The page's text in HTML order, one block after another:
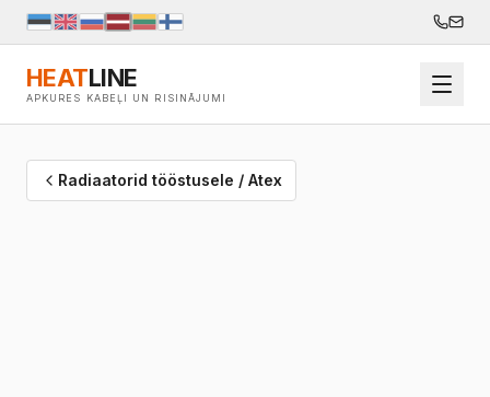
HEATLINE
APKURES KABEĻI UN RISINĀJUMI
Radiaatorid tööstusele / Atex